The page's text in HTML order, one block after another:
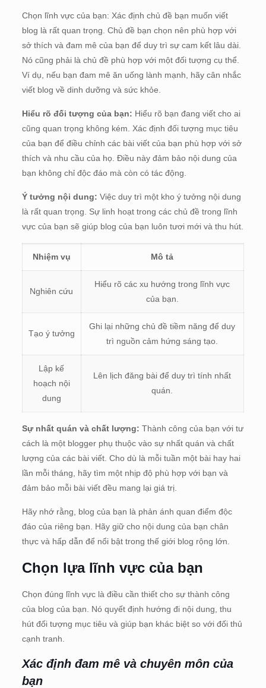
Chọn lĩnh vực của bạn: Xác định chủ đề bạn muốn viết
blog là rất quan trọng. Chủ đề bạn chọn nên phù hợp với
sở thích và đam mê của bạn để duy trì sự cam kết lâu dài.
Nó cũng phải là chủ đề phù hợp với một đối tượng cụ thể.
Ví dụ, nếu bạn đam mê ăn uống lành mạnh, hãy cân nhắc
viết blog về dinh dưỡng và sức khỏe.
Hiểu rõ đối tượng của bạn: Hiểu rõ bạn đang viết cho ai
cũng quan trọng không kém. Xác định đối tượng mục tiêu
của bạn để điều chỉnh các bài viết của bạn phù hợp với sở
thích và nhu cầu của họ. Điều này đảm bảo nội dung của
bạn không chỉ độc đáo mà còn có tác động.
Ý tưởng nội dung: Việc duy trì một kho ý tưởng nội dung
là rất quan trọng. Sự linh hoạt trong các chủ đề trong lĩnh
vực của bạn sẽ giúp blog của bạn luôn tươi mới và thu hút.
Nhiệm vụ Mô tả
Nghiên cứu
Hiểu rõ các xu hướng trong lĩnh vực
của bạn.
Tạo ý tưởng
Ghi lại những chủ đề tiềm năng để duy
trì nguồn cảm hứng sáng tạo.
Lập kế
hoạch nội
dung
Lên lịch đăng bài để duy trì tính nhất
quán.
Sự nhất quán và chất lượng: Thành công của bạn với tư
cách là một blogger phụ thuộc vào sự nhất quán và chất
lượng của các bài viết. Cho dù là mỗi tuần một bài hay hai
lần mỗi tháng, hãy tìm một nhịp độ phù hợp với bạn và
đảm bảo mỗi bài viết đều mang lại giá trị.
Hãy nhớ rằng, blog của bạn là phản ánh quan điểm độc
đáo của riêng bạn. Hãy giữ cho nội dung của bạn chân
thực và hấp dẫn để nổi bật trong thế giới blog rộng lớn.
Chọn lựa lĩnh vực của bạn
Chọn đúng lĩnh vực là điều cần thiết cho sự thành công
của blog của bạn. Nó quyết định hướng đi nội dung, thu
hút đối tượng mục tiêu và giúp bạn khác biệt so với đối thủ
cạnh tranh.
Xác định đam mê và chuyên môn của
bạn